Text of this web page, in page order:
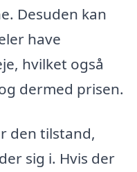
Desuden kan
have
hvilket også
dermed prisen.
den tilstand,
sig i. Hvis der